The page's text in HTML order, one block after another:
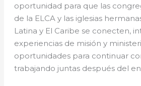
oportunidad para que las
de la ELCA y las iglesias
Latina y El Caribe se conecten,
experiencias de misión y
oportunidades para continuar
trabajando juntas después del